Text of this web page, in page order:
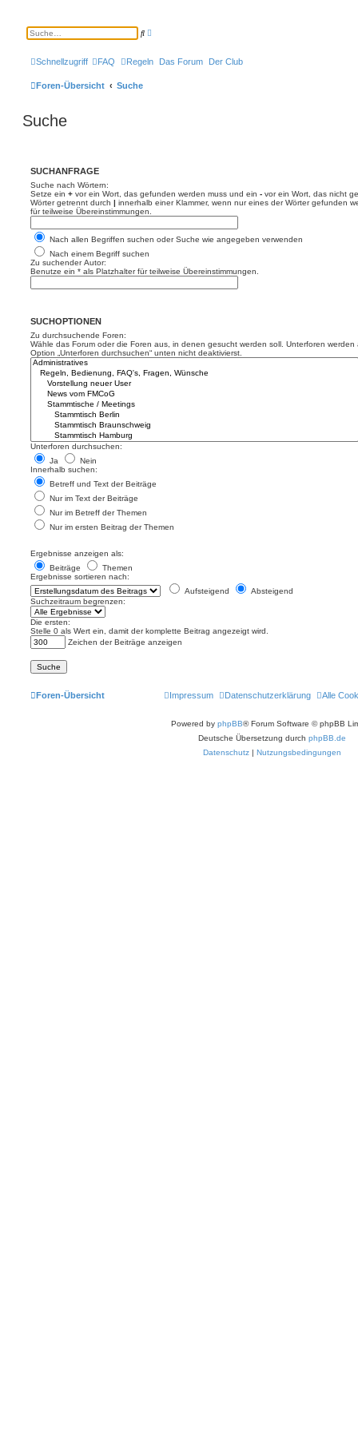
S
h
e i
Schnellzugriff FAQ Regeln Das Forum Der Club
Foren-Übersicht Suche
Suche
SUCHANFRAGE
Suche nach Wörtern:
Setze ein + vor ein Wort, das gefunden werden muss und ein - vor ein Wort, das nicht
Wörter getrennt durch | innerhalb einer Klammer, wenn nur eines der Wörter gefunden
für teilweise Übereinstimmungen.
Nach allen Begriffen suchen oder Suche wie angegeben verwenden
Nach einem Begriff suchen
Zu suchender Autor:
Benutze ein * als Platzhalter für teilweise Übereinstimmungen.
SUCHOPTIONEN
Zu durchsuchende Foren:
Wähle das Forum oder die Foren aus, in denen gesucht werden soll. Unterforen
Option „Unterforen durchsuchen“ unten nicht deaktivierst.
Unterforen durchsuchen:
Ja
Nein
Innerhalb suchen:
Betreff und Text der Beiträge
Nur im Text der Beiträge
Nur im Betreff der Themen
Nur im ersten Beitrag der Themen
Ergebnisse anzeigen als:
Beiträge
Themen
Ergebnisse sortieren nach:
Aufsteigend
Absteigend
Suchzeitraum begrenzen:
Die ersten:
Stelle 0 als Wert ein, damit der komplette Beitrag angezeigt wird.
Zeichen der Beiträge anzeigen
Foren-Übersicht Alle
Datenschutzerklärung
Impressum
Powered by phpBB® Forum Software © phpBB
Deutsche Übersetzung durch phpBB.de
Datenschutz | Nutzungsbedingungen